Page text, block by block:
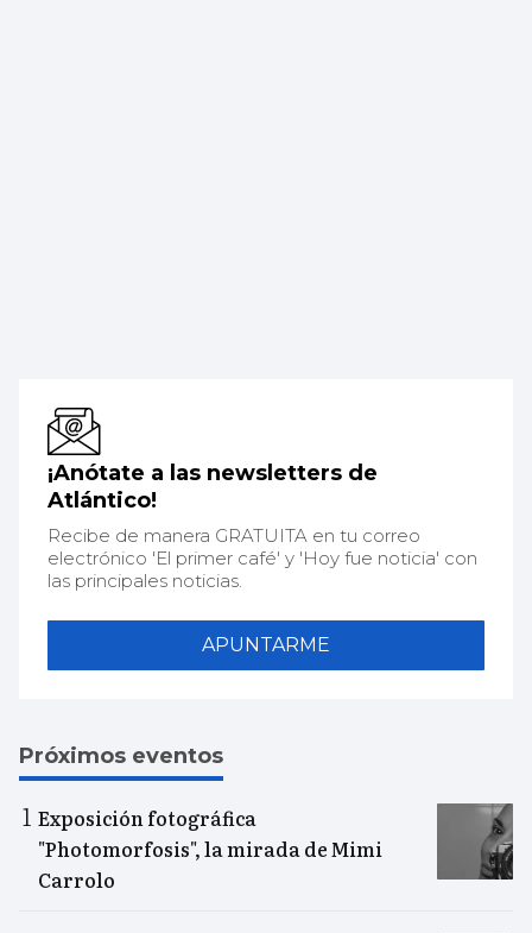
¡Anótate a las newsletters de
Atlántico!
Recibe de manera GRATUITA en tu correo
electrónico 'El primer café' y 'Hoy fue noticia' con
las principales noticias.
APUNTARME
Próximos eventos
Exposición fotográfica
"Photomorfosis", la mirada de Mimi
Carrolo